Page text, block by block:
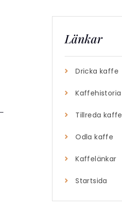
Länkar
Dricka kaffe
Kaffehistoria
Tillreda kaffe
Odla kaffe
Kaffelänkar
Startsida